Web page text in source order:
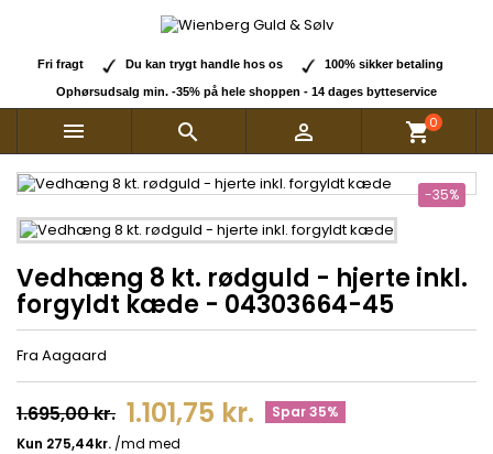
Fri fragt Du kan trygt handle hos os 100% sikker betaling
Ophørsudsalg min. -35% på hele shoppen - 14 dages bytteservice
   shopping_cart0
-35%
Vedhæng 8 kt. rødguld - hjerte inkl.
forgyldt kæde - 04303664-45
Fra Aagaard
1.695,00 kr. 1.101,75 kr. Spar 35%